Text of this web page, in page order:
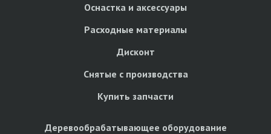
Оснастка и аксессуары
Расходные материалы
Дисконт
Снятые с производства
Купить запчасти
Деревообрабатывающее оборудование